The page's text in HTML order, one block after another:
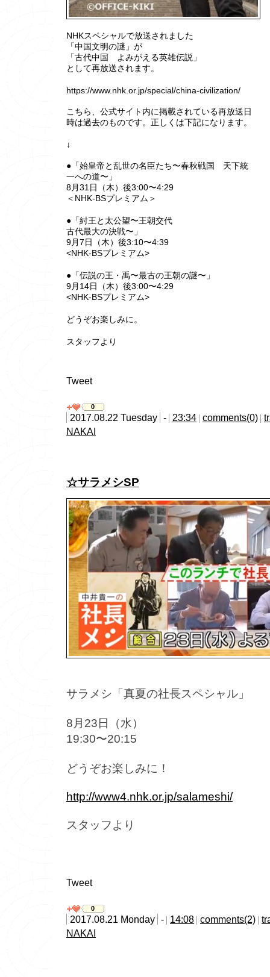
NHKスペシャルで放送されました
「中国文明の謎」が
「古代中国 よみがえる英雄伝説」
として再放送されます。
https://www.nhk.or.jp/special/china-civilization/
こちら、公式サイト内に掲載されている再放送日
時は過去のものです。正しくは下記になります。
↓
●「始皇帝と乱世の名臣たち〜春秋戦国 天下統
一への道〜」
8月31日（木）後3:00〜4:29
＜NHK-BSプレミアム＞
●「紂王と太公望〜王朝交代
古代最大の決戦〜」
9月7日（木）後3:10〜4:39
<NHK-BSプレミアム>
●「伝説の王・禹〜最古の王朝の謎〜」
9月14日（木）後3:00〜4:29
<NHK-BSプレミアム>
どうぞお楽しみに。
スタッフより
Tweet
0
2017.08.22 Tuesday - 23:34 comments(0)
NAKAI
☆サラメシSP
サラメシ「真夏の社長スペシャル」
8月23日（水）
19:30〜20:15
どうぞお楽しみに！
http://www4.nhk.or.jp/salameshi/
スタッフより
Tweet
0
2017.08.21 Monday - 14:08 comments(2)
NAKAI